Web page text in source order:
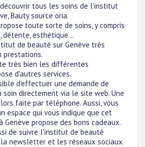
tous les soins de l'institut
Bauty source oria.
toute sorte de soins, y compris
détente, esthétique...
de beauté sur Genève très
prestations.
très bien les différentes
d'autres services.
d'effectuer une demande de
soin directement via le site web. Une
faite par téléphone. Aussi, vous
espace qui vous indique que cet
propose des bons cadeaux.
de suivre l'institut de beauté
newsletter et les réseaux sociaux.